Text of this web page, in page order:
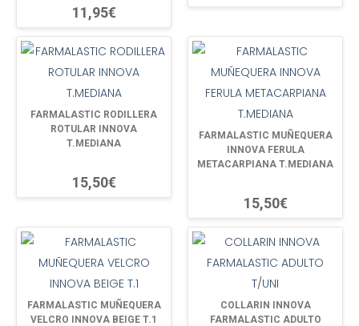
11,95€
FARMALASTIC RODILLERA
ROTULAR INNOVA
T.MEDIANA
15,50€
FARMALASTIC MUÑEQUERA
INNOVA FERULA
METACARPIANA T.MEDIANA
15,50€
FARMALASTIC MUÑEQUERA
VELCRO INNOVA BEIGE T.1
COLLARIN INNOVA
FARMALASTIC ADULTO